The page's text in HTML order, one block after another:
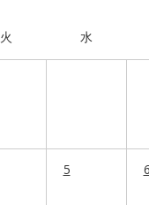
火 水
5 6